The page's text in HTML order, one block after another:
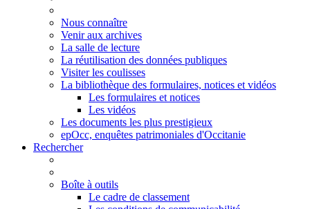
Nous connaître
Venir aux archives
La salle de lecture
La réutilisation des données publiques
Visiter les coulisses
La bibliothèque des formulaires, notices et vidéos
Les formulaires et notices
Les vidéos
Les documents les plus prestigieux
epOcc, enquêtes patrimoniales d'Occitanie
Rechercher
Boîte à outils
Le cadre de classement